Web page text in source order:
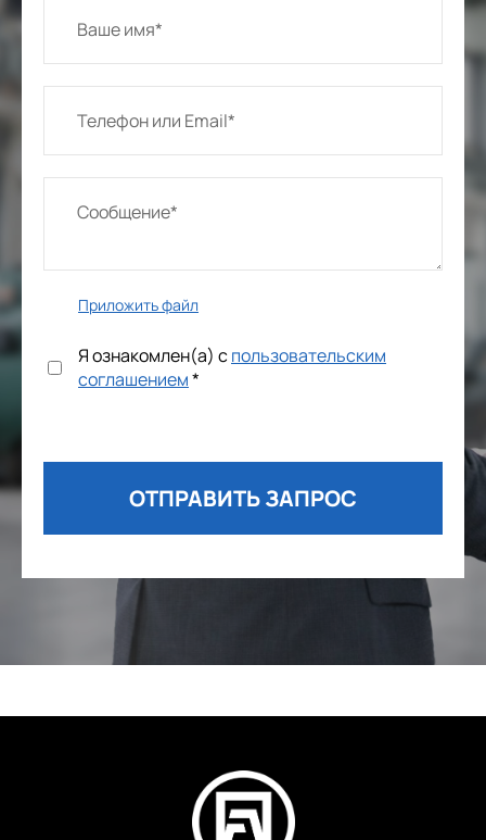
Приложить файл
Я ознакомлен(а) спользовательским
соглашением*
ОТПРАВИТЬ ЗАПРОС